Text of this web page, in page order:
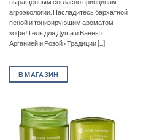
выращенным согласно принципам
агроэкологии. Насладитесь бархатной
пеной и тонизирующим ароматом
кофе! Гель для Душа и Ванны с
Арганией и Розой «Традиции [...]
В МАГАЗИН